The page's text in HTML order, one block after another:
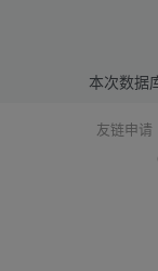
本次数据
友链申请